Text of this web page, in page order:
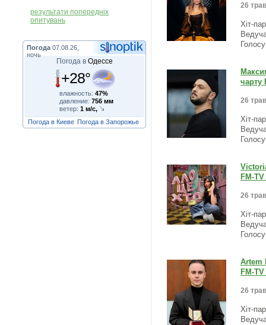
результати попередніх
опитувань
Погода 07.08.26,
ночь
Погода в Одессе
+28°
влажность: 47%
давление: 756 мм
ветер: 1 м/с,
Погода в Киеве Погода в Запорожье
26
Хіт-
чарту
26
Хіт-
FM-
26
Хіт-
Artem
FM-
26
Хіт-